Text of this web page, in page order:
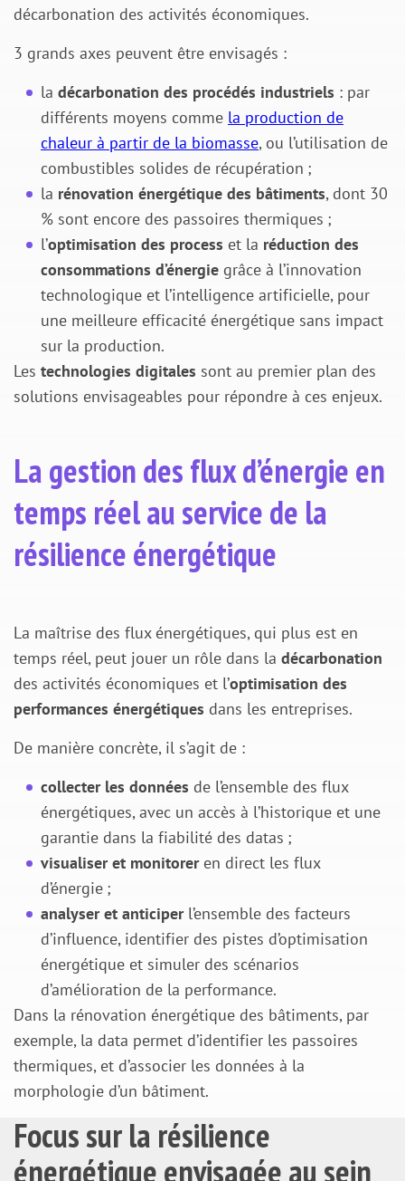
décarbonation des activités économiques.
3 grands axes peuvent être envisagés :
la décarbonation des procédés industriels : par
différents moyens comme la production de
chaleur à partir de la biomasse, ou l’utilisation de
combustibles solides de récupération ;
la rénovation énergétique des bâtiments, dont 30
% sont encore des passoires thermiques ;
l’optimisation des process et la réduction des
consommations d’énergie grâce à l’innovation
technologique et l’intelligence artificielle, pour
une meilleure efficacité énergétique sans impact
sur la production.
Les technologies digitales sont au premier plan des
solutions envisageables pour répondre à ces enjeux.
La gestion des flux d’énergie en
temps réel au service de la
résilience énergétique
La maîtrise des flux énergétiques, qui plus est en
temps réel, peut jouer un rôle dans la décarbonation
des activités économiques et l’optimisation des
performances énergétiques dans les entreprises.
De manière concrète, il s’agit de :
collecter les données de l’ensemble des flux
énergétiques, avec un accès à l’historique et une
garantie dans la fiabilité des datas ;
visualiser et monitoreren direct les flux
d’énergie ;
analyser et anticiperl’ensemble des facteurs
d’influence, identifier des pistes d’optimisation
énergétique et simuler des scénarios
d’amélioration de la performance.
Dans la rénovation énergétique des bâtiments, par
exemple, la data permet d’identifier les passoires
thermiques, et d’associer les données à la
morphologie d’un bâtiment.
Focus sur la résilience
énergétique envisagée au sein